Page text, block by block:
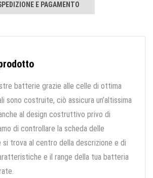
E PAGAMENTO
batterie grazie alle celle di ottima
sono costruite, ciò assicura un’altissima
al design costruttivo privo di
di controllare la scheda delle
trova al centro della descrizione e di
e il range della tua batteria